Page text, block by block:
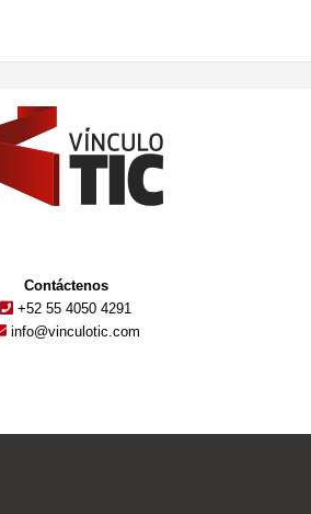
Contáctenos
+52 55 4050 4291
info@vinculotic.com